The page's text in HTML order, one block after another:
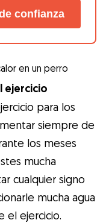
confianza
en un perro
ejercicio
para los
siempre de
los meses
mucha
cualquier signo
mucha agua
el ejercicio.